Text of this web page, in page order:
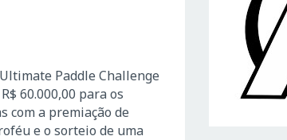
Paddle Challenge
60.000,00 para os
com a premiação de
e o sorteio de uma